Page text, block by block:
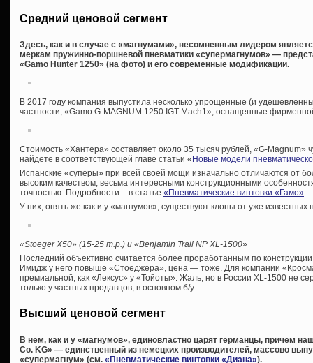
Средний ценовой сегмент
Здесь, как и в случае с «магнумами», несомненным лидером
меркам пружинно-поршневой пневматики «супермагнумов» —
«Gamo Hunter 1250» (на фото) и его современные модификации.
В 2017 году компания выпустила несколько упрощенные (и
частности, «Gamo G-MAGNUM 1250 IGT Mach1», оснащенные
Стоимость «Хантера» составляет около 35 тысяч рублей, «G-Magnum»
найдете в соответствующей главе статьи « Новые модели
Испанские «суперы» при всей своей мощи изначально отличаются от
высоким качеством, весьма интересными конструкционными
точностью. Подробности – в статье «Пневматические винтовки «Гамо».
У них, опять же как и у «магнумов», существуют клоны от уже известных
«Stoeger X50» (15-25 т.р.) и «Benjamin Trail NP XL-1500»
Последний объективно считается более проработанным по
Имидж у него повыше «Стоеджера», цена — тоже. Для компании
премиальной, как «Лексус» у «Тойоты». Жаль, но в России XL-1500 не
только у частных продавцов, в основном б/у.
Высший ценовой сегмент
В нем, как и у «магнумов», единовластно царят германцы, причем
Co. KG» — единственный из немецких производителей, массово
«супермагнум» (см. «Пневматические винтовки «Диана»).